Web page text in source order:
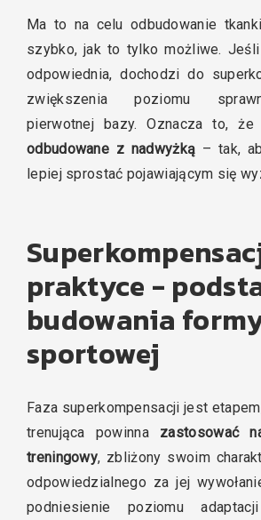
Ma to na celu odbudowanie
szybko, jak to tylko możliwe.
odpowiednia, dochodzi do
zwiększenia poziomu
pierwotnej bazy. Oznacza to, że
odbudowane z nadwyżką – tak,
lepiej sprostać pojawiającym się
praktyce -
budowania
sportowej
Faza superkompensacji jest
trenująca powinna zastosować
treningowy, zbliżony swoim
odpowiedzialnego za jej
podniesienie poziomu